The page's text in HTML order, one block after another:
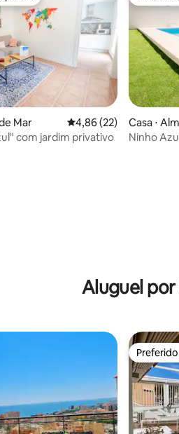
Mar 4,86 de uma avaliação
4,86 (22)
com jardim privativo
Casa ⋅
Ninho
Aluguel